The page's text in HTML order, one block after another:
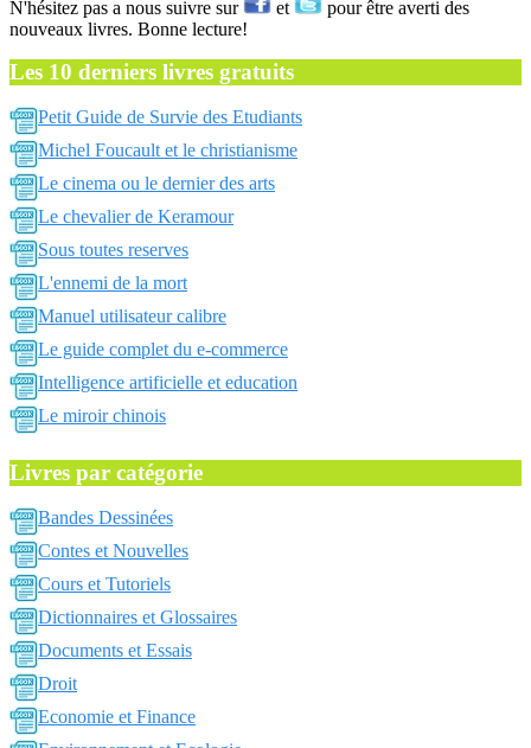
N'hésitez pas a nous suivre sur et
pour être averti des
nouveaux livres. Bonne lecture!
Les 10 derniers livres gratuits
Petit Guide de Survie des Etudiants
Michel Foucault et le christianisme
Le cinema ou le dernier des arts
Le chevalier de Keramour
Sous toutes reserves
L'ennemi de la mort
Manuel utilisateur calibre
Le guide complet du e-commerce
Intelligence artificielle et education
Le miroir chinois
Livres par catégorie
Bandes Dessinées
Contes et Nouvelles
Cours et Tutoriels
Dictionnaires et Glossaires
Documents et Essais
Droit
Economie et Finance